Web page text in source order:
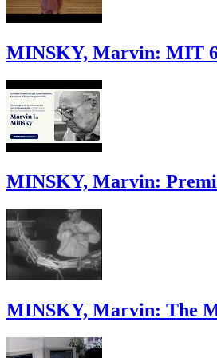
MINSKY, Marvin: MIT
MINSKY, Marvin:
MINSKY, Marvin: The